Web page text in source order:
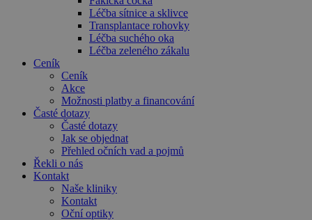
Léčba sítnice a sklivce
Transplantace rohovky
Léčba suchého oka
Léčba zeleného zákalu
Ceník
Ceník
Akce
Možnosti platby a financování
Časté dotazy
Časté dotazy
Jak se objednat
Přehled očních vad a pojmů
Řekli o nás
Kontakt
Naše kliniky
Kontakt
Oční optiky